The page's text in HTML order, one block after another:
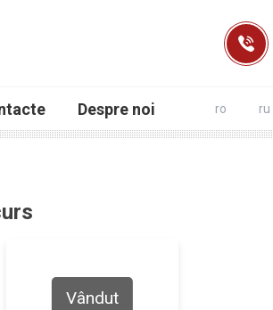
Despre noi ro ru
Vândut